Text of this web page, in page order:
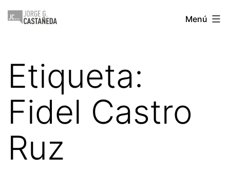
Saltar
Jorge
Menú
Etiqueta:
Fidel Castro
Ruz